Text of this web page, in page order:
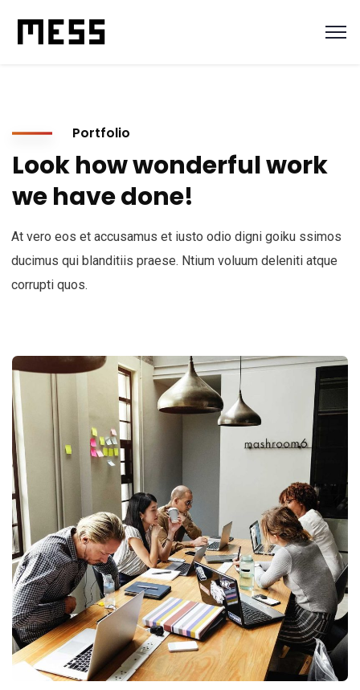
Portfolio
Look how wonderful work
we have done!
At vero eos et accusamus et iusto odio digni goiku ssimos
ducimus qui blanditiis praese. Ntium voluum deleniti atque
corrupti quos.